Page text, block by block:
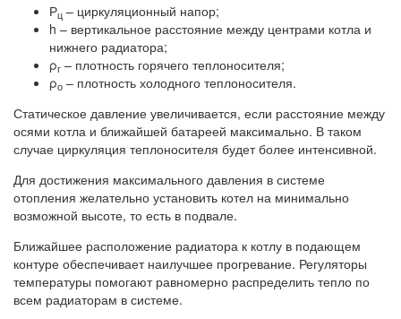
Рц – циркуляционный напор;
h – вертикальное расстояние между центрами котла и
нижнего радиатора;
ρг – плотность горячего теплоносителя;
ρо – плотность холодного теплоносителя.
Статическое давление увеличивается, если расстояние между
осями котла и ближайшей батареей максимально. В таком
случае циркуляция теплоносителя будет более интенсивной.
Для достижения максимального давления в системе
отопления желательно установить котел на минимально
возможной высоте, то есть в подвале.
Ближайшее расположение радиатора к котлу в подающем
контуре обеспечивает наилучшее прогревание. Регуляторы
температуры помогают равномерно распределить тепло по
всем радиаторам в системе.